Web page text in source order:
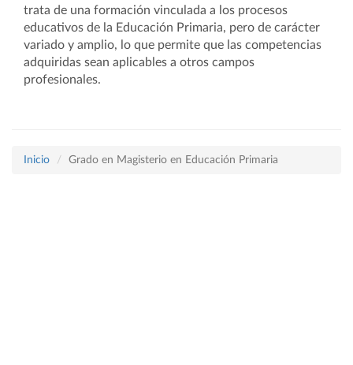
trata de una formación vinculada a los procesos
educativos de la Educación Primaria, pero de carácter
variado y amplio, lo que permite que las competencias
adquiridas sean aplicables a otros campos
profesionales.
Inicio Grado en Magisterio en Educación Primaria